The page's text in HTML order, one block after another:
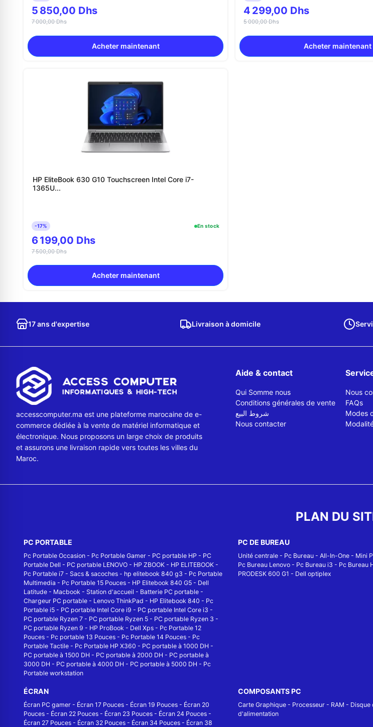
5 850,00 Dhs
7 000,00 Dhs
Acheter maintenant
4 299,00 Dhs
5 000,00 Dhs
Acheter maintenant
HP EliteBook 630 G10 Touchscreen Intel Core i7-
1365U...
-17% En stock
6 199,00 Dhs
7 500,00 Dhs
Acheter maintenant
17 ans d'expertise Livraison à domicile
accesscomputer.ma est une plateforme marocaine de e-
commerce dédiée à la vente de matériel informatique et
électronique. Nous proposons un large choix de produits
et assurons une livraison rapide vers toutes les villes du
Maroc.
Aide & contact
Qui Somme nous
Conditions générales de vente
شروط البيع
Nous contacter
Nous
FAQs
Modes
PLAN DU
PC PORTABLE
Pc Portable Occasion - Pc Portable Gamer - PC portable HP - PC
Portable Dell - PC portable LENOVO - HP ZBOOK - HP ELITEBOOK -
Pc Portable i7 - Sacs & sacoches - hp elitebook 840 g3 - Pc Portable
Multimedia - Pc Portable 15 Pouces - HP Elitebook 840 G5 - Dell
Latitude - Macbook - Station d'accueil - Batterie PC portable -
Chargeur PC portable - Lenovo ThinkPad - HP Elitebook 840 - Pc
Portable i5 - PC portable Intel Core i9 - PC portable Intel Core i3 -
PC portable Ryzen 7 - PC portable Ryzen 5 - PC portable Ryzen 3 -
PC portable Ryzen 9 - HP ProBook - Dell Xps - Pc Portable 12
Pouces - Pc portable 13 Pouces - Pc Portable 14 Pouces - Pc
Portable Tactile - Pc Portable HP X360 - PC portable à 1000 DH -
PC portable à 1500 DH - PC portable à 2000 DH - PC portable à
3000 DH - PC portable à 4000 DH - PC portable à 5000 DH - Pc
Portable workstation
PC DE BUREAU
Unité centrale- Pc Bureau- All-In-One- Mini
Pc Bureau Lenovo- Pc Bureau i3 - Pc Bureau
PRODESK 600 G1 - Dell optiplex
ÉCRAN
Écran PC gamer - Écran 17 Pouces - Écran 19 Pouces - Écran 20
Pouces - Écran 22 Pouces - Écran 23 Pouces - Écran 24 Pouces -
Écran 27 Pouces - Écran 32 Pouces - Écran 34 Pouces - Écran 38
COMPOSANTS PC
Carte Graphique- Processeur- RAM - Disque
d'alimentation